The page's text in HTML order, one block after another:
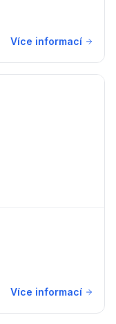
Více informací
Více informací